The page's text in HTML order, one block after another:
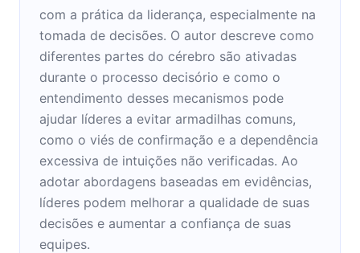
com a prática da liderança, especialmente na
tomada de decisões. O autor descreve como
diferentes partes do cérebro são ativadas
durante o processo decisório e como o
entendimento desses mecanismos pode
ajudar líderes a evitar armadilhas comuns,
como o viés de confirmação e a dependência
excessiva de intuições não verificadas. Ao
adotar abordagens baseadas em evidências,
líderes podem melhorar a qualidade de suas
decisões e aumentar a confiança de suas
equipes.